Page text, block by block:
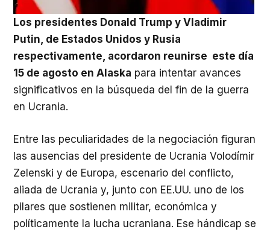
Los presidentes Donald Trump y Vladimir
Putin, de Estados Unidos y Rusia
respectivamente, acordaron reunirse este día
15 de agosto en Alaska para intentar avances
significativos en la búsqueda del fin de la guerra
en Ucrania.
Entre las peculiaridades de la negociación figuran
las ausencias del presidente de Ucrania Volodímir
Zelenski y de Europa, escenario del conflicto,
aliada de Ucrania y, junto con EE.UU. uno de los
pilares que sostienen militar, económica y
políticamente la lucha ucraniana. Ese hándicap se